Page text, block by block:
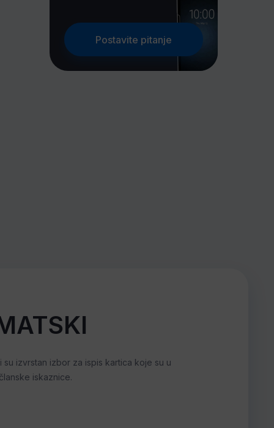
Postavite pitanje
izvrstan izbor za ispis kartica koje su u
iskaznice.